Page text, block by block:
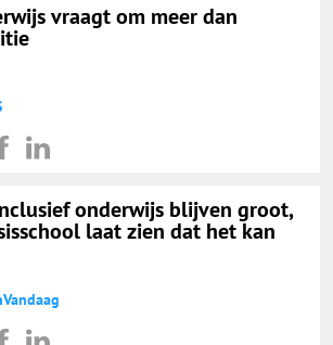
vraagt om meer dan
onderwijs blijven groot,
laat zien dat het kan